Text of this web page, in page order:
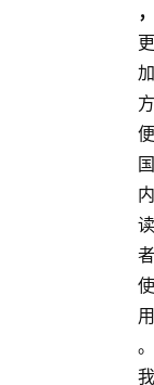
，
更
加
方
便
国
内
读
者
使
用
。
我